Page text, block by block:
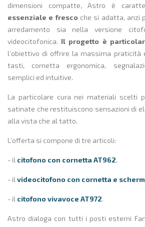
dimensioni compatte, Astro è
essenziale e fresco che si adatta, anzi
arredamento sia nella versione
videocitofonica. Il progetto è
l’obiettivo di offrire la massima praticità
tasti, cornetta ergonomica,
semplici ed intuitive.
La particolare cura nei materiali scelti
satinate che restituiscono sensazioni di
alla vista che al tatto.
L’offerta si compone di tre articoli:
- il citofono con cornetta AT962,
- il videocitofono con cornetta e
- il citofono vivavoce AT972.
Astro dialoga con tutti i posti esterni